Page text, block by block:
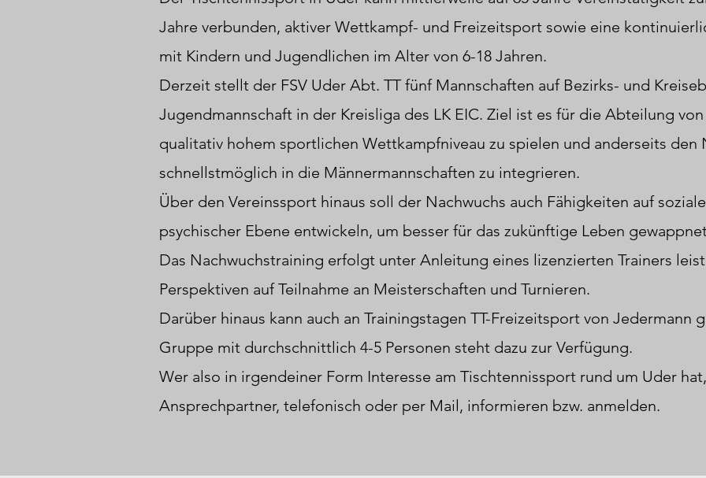
Jahre verbunden, aktiver Wettkampf- und Freizeitsport sowie eine
mit Kindern und Jugendlichen im Alter von 6-18 Jahren.
Derzeit stellt der FSV Uder Abt. TT fünf Mannschaften auf Bezirks- und
Jugendmannschaft in der Kreisliga des LK EIC. Ziel ist es für die Abteilung
qualitativ hohem sportlichen Wettkampfniveau zu spielen und anderseits den
schnellstmöglich in die Männermannschaften zu integrieren.
Über den Vereinssport hinaus soll der Nachwuchs auch Fähigkeiten auf
psychischer Ebene entwickeln, um besser für das zukünftige Leben
Das Nachwuchstraining erfolgt unter Anleitung eines lizenzierten Trainers
Perspektiven auf Teilnahme an Meisterschaften und Turnieren.
Darüber hinaus kann auch an Trainingstagen TT-Freizeitsport von Jedermann
Gruppe mit durchschnittlich 4-5 Personen steht dazu zur Verfügung.
Wer also in irgendeiner Form Interesse am Tischtennissport rund um Uder
Ansprechpartner, telefonisch oder per Mail, informieren bzw. anmelden.